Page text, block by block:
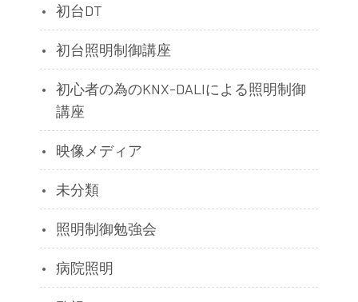
初台DT
初台照明制御講座
初心者の為のKNX-DALIによる照明制御
講座
映像メディア
未分類
照明制御勉強会
病院照明